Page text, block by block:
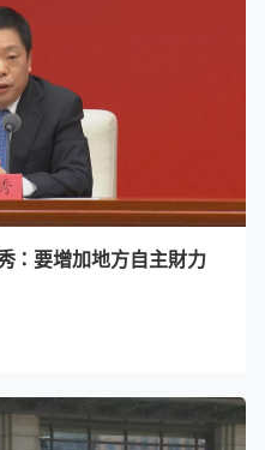
：要增加地方自主財力